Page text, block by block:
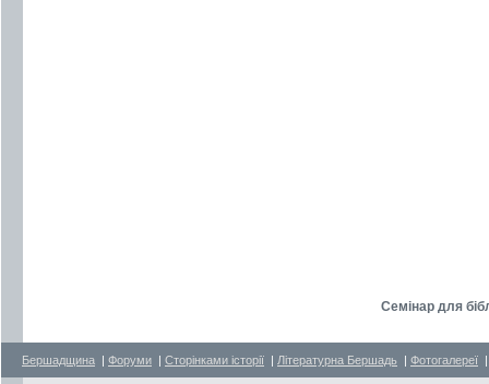
Семінар для
Бершадщина | Форуми | Сторінками історії | Літературна Бершадь | Фотогалереї